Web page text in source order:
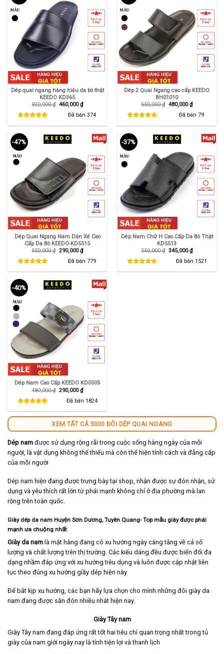
Dép quai ngang hàng hiệu da bò thật
KEEDO KD365
920,000₫ Giá
460,000₫Giá
hiện
tại
Đã bán 374
Dép 2 Quai Ngang cao cấp KEEDO
BH01010
650,000₫ Giá
480,000₫Giá
hiện
tại
Đã bán 79
-47%
Dép Quai Ngang Nam Dán Xé Cao
Cấp Da Bò KEEDO-KD5515
550,000₫ Giá
550,000 ₫.
290,000₫Giá
hiện
tại
là:
290,000 ₫.
Đã bán 779
-37%
Dép Nam Chữ H Cao Cấp Da Bò Thật
KD5513
550,000₫ Giá
550,000 ₫.
345,000₫Giá
hiện
tại
là:
345,000 ₫.
Đã bán 1521
-40%
Dép Nam Cao Cấp KEEDO KD0505
480,000₫ Giá
480,000 ₫.
290,000₫Giá
hiện
tại
là:
Đã bán 1824
XEM TẤT CẢ 5000 ĐÔI DÉP QUAI NGANG
Dép nam được sử dụng rộng rãi trong cuộc sống hàng ngày của mỗi
người, là vật dụng không thể thiếu mà còn thể hiện tính cách và đẳng cấp
của mõi người
Dép nam hiện đang được trưng bày tại shop, nhận được sự đón nhận, sử
dụng và yêu thích rất lớn từ phái mạnh không chỉ ở địa phường mà lan
rộng trên toàn quốc.
Giày dép da nam Huyện Sơn Dương, Tuyên Quang- Top mẫu giày được phái
mạnh ưa chuộng nhất
Giày da nam là mặt hàng đang có xu hướng ngày càng tăng về cả số
lượng và chất lượng trên thị trường. Các kiểu dáng đều được biến đổi đa
dạng nhầm đáp ứng với xu hướng tiêu dụng và luôn được cập nhật liên
tục theo đúng xu hướng giầy dép hiện này
Để bắt kịp xu hướng, các bạn hãy lựa chọn cho mình những đôi giày da
nam đang được săn đón nhiều nhát hiện nay.
Giày Tây nam
Giày Tây nam đang đáp ứng rất tốt hai tiêu chí quan trọng nhất trong tủ
giày của nam giới ngày nay là tính tiện lợi và thanh lịch